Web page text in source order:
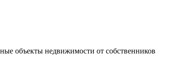
объекты недвижимости от собственников